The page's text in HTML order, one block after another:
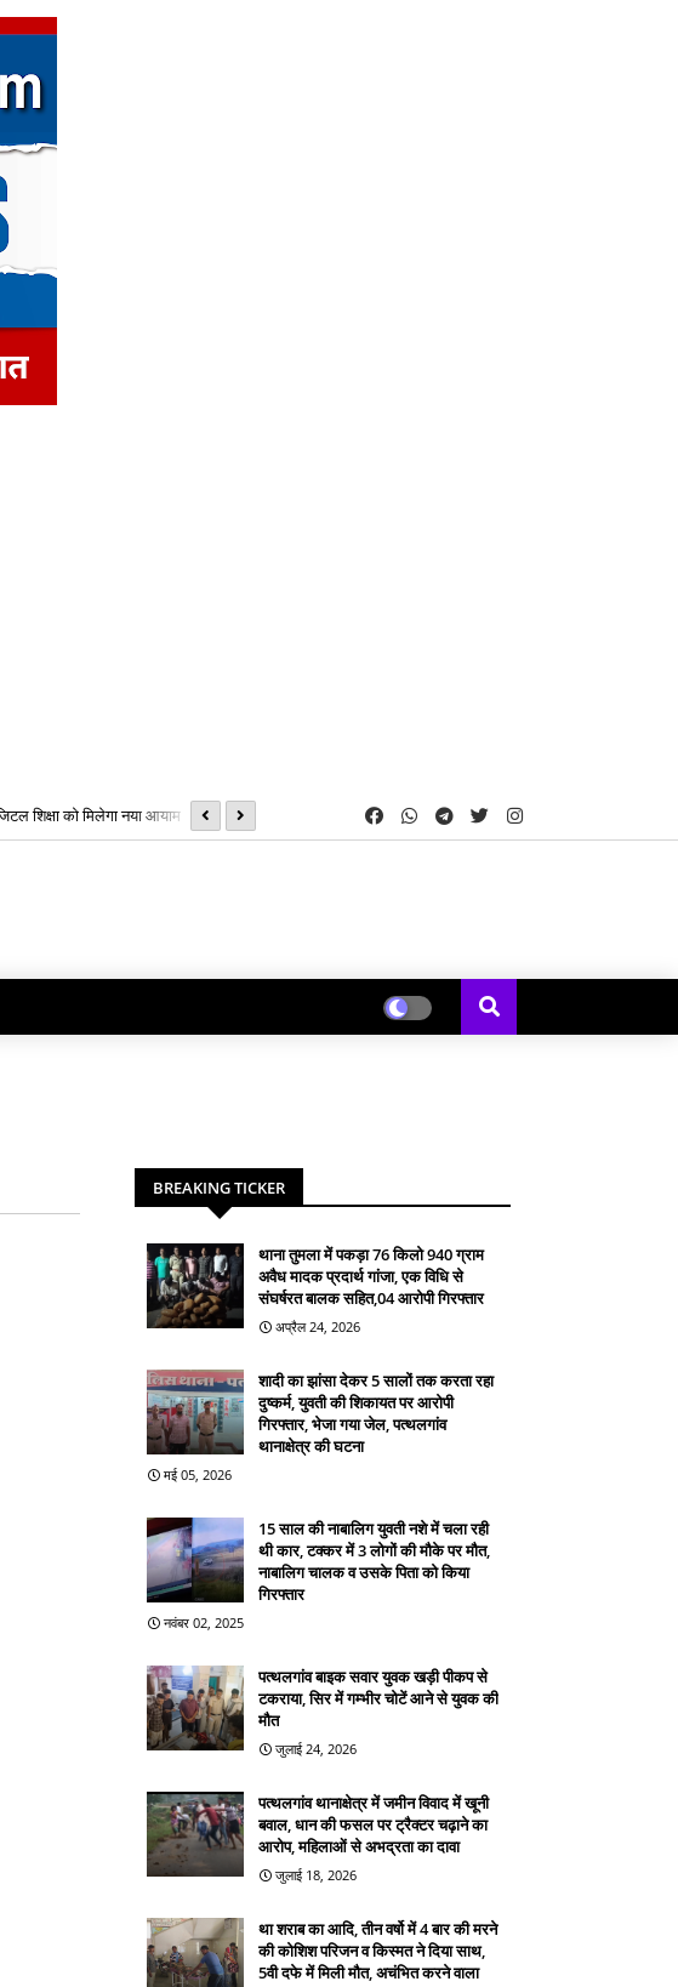
शिक्षा को मिलेगा नया आयाम सीजी पीएससी द्वारा एस आई भर्ती परीक्षा, सोशल मीडिया पर अभ्यर्थियों के
BREAKING TICKER
थाना तुमला में पकड़ा 76 किलो 940 ग्राम
अवैध मादक प्रदार्थ गांजा, एक विधि से
संघर्षरत बालक सहित,04 आरोपी गिरफ्तार
अप्रैल 24, 2026
शादी का झांसा देकर 5 सालों तक करता रहा
दुष्कर्म, युवती की शिकायत पर आरोपी
गिरफ्तार, भेजा गया जेल, पत्थलगांव
थानाक्षेत्र की घटना
मई 05, 2026
15 साल की नाबालिग युवती नशे में चला रही
थी कार, टक्कर में 3 लोगों की मौके पर मौत,
नाबालिग चालक व उसके पिता को किया
गिरफ्तार
नवंबर 02, 2025
पत्थलगांव बाइक सवार युवक खड़ी पीकप से
टकराया, सिर में गम्भीर चोटें आने से युवक की
मौत
जुलाई 24, 2026
पत्थलगांव थानाक्षेत्र में जमीन विवाद में खूनी
बवाल, धान की फसल पर ट्रैक्टर चढ़ाने का
आरोप, महिलाओं से अभद्रता का दावा
जुलाई 18, 2026
था शराब का आदि, तीन वर्षो में 4 बार की मरने
की कोशिश परिजन व किस्मत ने दिया साथ,
5वी दफे में मिली मौत, अचंभित करने वाला